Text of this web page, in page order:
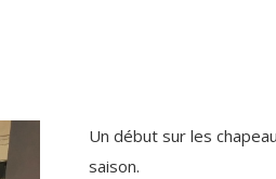
Un début sur les
saison.